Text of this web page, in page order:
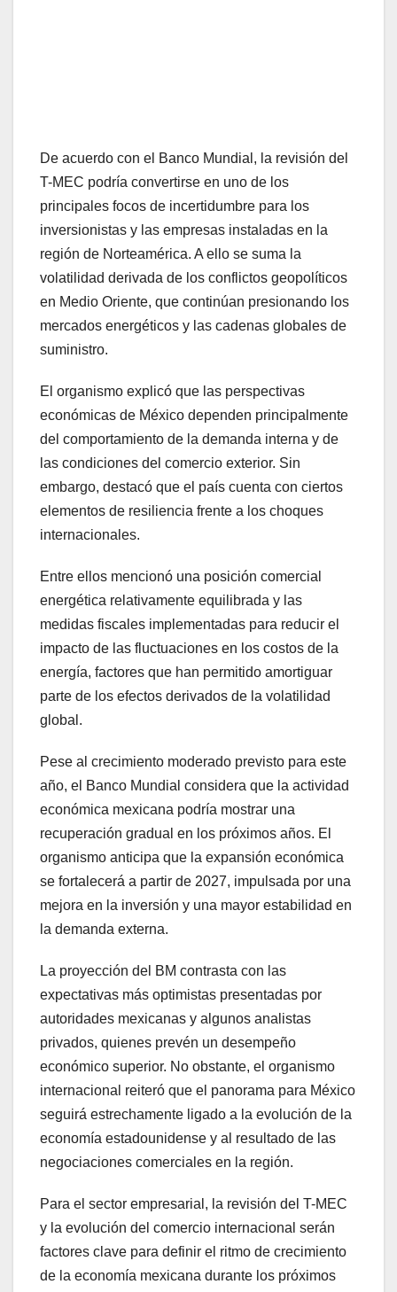
De acuerdo con el Banco Mundial, la revisión del
T-MEC podría convertirse en uno de los
principales focos de incertidumbre para los
inversionistas y las empresas instaladas en la
región de Norteamérica. A ello se suma la
volatilidad derivada de los conflictos geopolíticos
en Medio Oriente, que continúan presionando los
mercados energéticos y las cadenas globales de
suministro.
El organismo explicó que las perspectivas
económicas de México dependen principalmente
del comportamiento de la demanda interna y de
las condiciones del comercio exterior. Sin
embargo, destacó que el país cuenta con ciertos
elementos de resiliencia frente a los choques
internacionales.
Entre ellos mencionó una posición comercial
energética relativamente equilibrada y las
medidas fiscales implementadas para reducir el
impacto de las fluctuaciones en los costos de la
energía, factores que han permitido amortiguar
parte de los efectos derivados de la volatilidad
global.
Pese al crecimiento moderado previsto para este
año, el Banco Mundial considera que la actividad
económica mexicana podría mostrar una
recuperación gradual en los próximos años. El
organismo anticipa que la expansión económica
se fortalecerá a partir de 2027, impulsada por una
mejora en la inversión y una mayor estabilidad en
la demanda externa.
La proyección del BM contrasta con las
expectativas más optimistas presentadas por
autoridades mexicanas y algunos analistas
privados, quienes prevén un desempeño
económico superior. No obstante, el organismo
internacional reiteró que el panorama para México
seguirá estrechamente ligado a la evolución de la
economía estadounidense y al resultado de las
negociaciones comerciales en la región.
Para el sector empresarial, la revisión del T-MEC
y la evolución del comercio internacional serán
factores clave para definir el ritmo de crecimiento
de la economía mexicana durante los próximos